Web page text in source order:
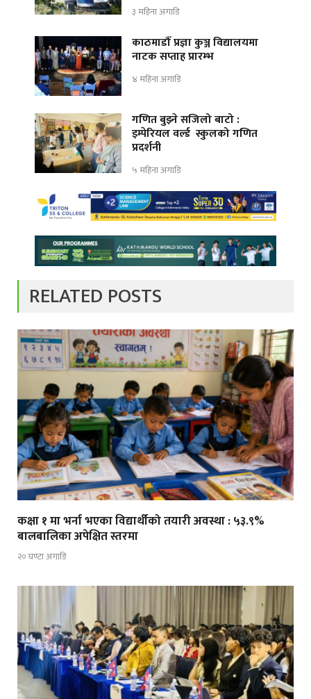
३ महिना अगाडि
काठमाडौँ प्रज्ञा कुञ्ज विद्यालयमा
नाटक सप्ताह प्रारम्भ
४ महिना अगाडि
गणित बुझ्ने सजिलो बाटो :
इम्पेरियल वर्ल्ड स्कुलको गणित
प्रदर्शनी
५ महिना अगाडि
RELATED POSTS
कक्षा १ मा भर्ना भएका विद्यार्थीको तयारी अवस्था : ५३.९%
बालबालिका अपेक्षित स्तरमा
२० घण्टा अगाडि